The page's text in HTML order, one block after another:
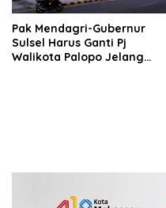
Pak Mendagri-Gubernur
Sulsel Harus Ganti Pj
Walikota Palopo Jelang